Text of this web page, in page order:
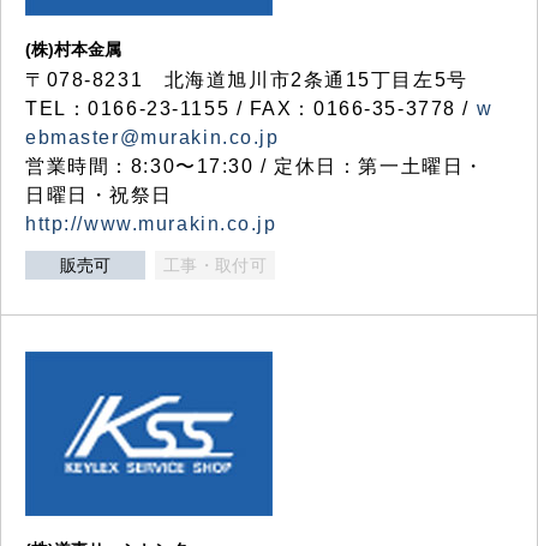
(株)村本金属
〒078-8231 北海道旭川市2条通15丁目左5号
TEL：0166-23-1155 / FAX：0166-35-3778 / w
ebmaster@murakin.co.jp
営業時間：8:30〜17:30 / 定休日：第一土曜日・
日曜日・祝祭日
http://www.murakin.co.jp
販売可 工事・取付可